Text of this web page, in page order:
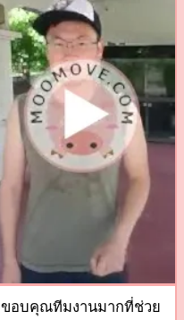
ขอบคุณทีมงานมากที่ช่วย